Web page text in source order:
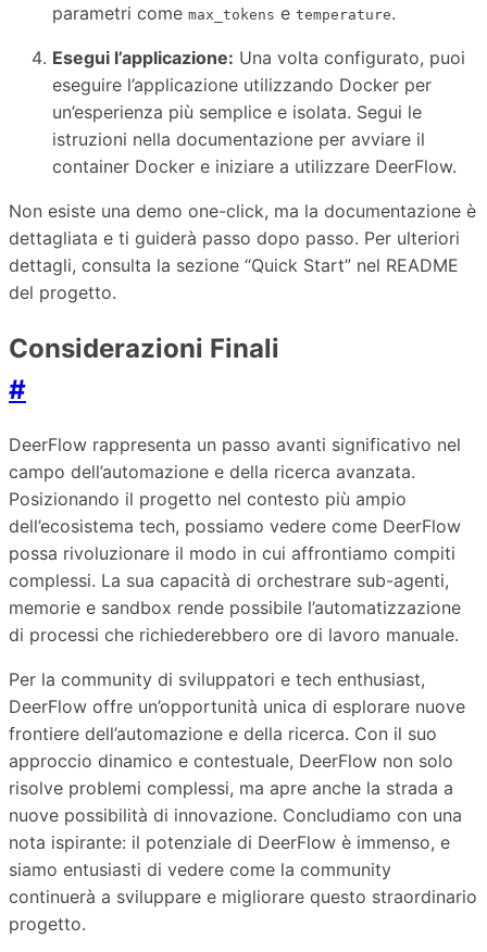
parametri come max_tokens e temperature.
Esegui l’applicazione: Una volta configurato, puoi
eseguire l’applicazione utilizzando Docker per
un’esperienza più semplice e isolata. Segui le
istruzioni nella documentazione per avviare il
container Docker e iniziare a utilizzare DeerFlow.
Non esiste una demo one-click, ma la documentazione è
dettagliata e ti guiderà passo dopo passo. Per ulteriori
dettagli, consulta la sezione “Quick Start” nel README
del progetto.
Considerazioni Finali
#
DeerFlow rappresenta un passo avanti significativo nel
campo dell’automazione e della ricerca avanzata.
Posizionando il progetto nel contesto più ampio
dell’ecosistema tech, possiamo vedere come DeerFlow
possa rivoluzionare il modo in cui affrontiamo compiti
complessi. La sua capacità di orchestrare sub-agenti,
memorie e sandbox rende possibile l’automatizzazione
di processi che richiederebbero ore di lavoro manuale.
Per la community di sviluppatori e tech enthusiast,
DeerFlow offre un’opportunità unica di esplorare nuove
frontiere dell’automazione e della ricerca. Con il suo
approccio dinamico e contestuale, DeerFlow non solo
risolve problemi complessi, ma apre anche la strada a
nuove possibilità di innovazione. Concludiamo con una
nota ispirante: il potenziale di DeerFlow è immenso, e
siamo entusiasti di vedere come la community
continuerà a sviluppare e migliorare questo straordinario
progetto.